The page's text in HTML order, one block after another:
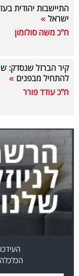
ניוזלטרים
מייל
אדום
התיישבות יהודית
ישראל
ח"כ משה סולומון
קיר הברזל שנסדק:
להתחיל מבפנים
ח"כ עודד פורר